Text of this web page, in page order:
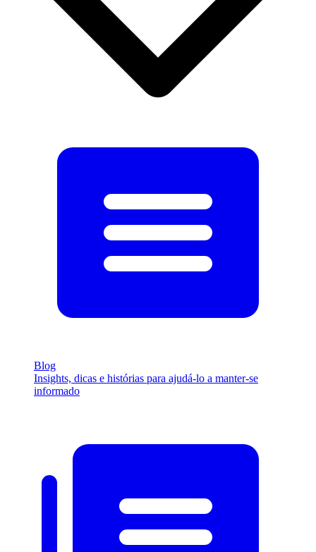
Blog
Insights, dicas e histórias para ajudá-lo a manter-se
informado